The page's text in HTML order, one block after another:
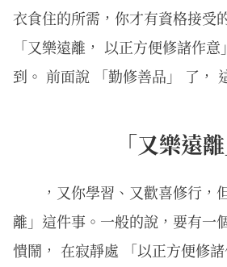
衣食住的所需，你才有資格接受
「又樂遠離， 以正方便修諸作
到。 前面說 「勤修善品」 了，
「又樂遠離
，又你學習、又歡喜修行，
離」這件事。一般的說，要有一
憒鬧， 在寂靜處 「以正方便修